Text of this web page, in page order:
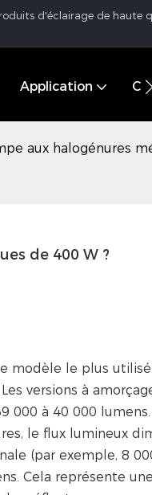
d'éclairage de
Application
aux halogénures
de 400 W ?
modèle le plus
versions à
000 à 40 000 lumens.
le flux lumineux
(par exemple, 8
Cela représente